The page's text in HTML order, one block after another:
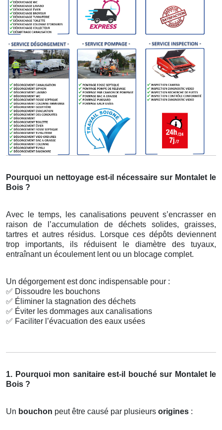
Pourquoi un nettoyage est-il nécessaire sur Montalet le
Bois ?
Avec le temps, les canalisations peuvent s’encrasser en
raison de l’accumulation de déchets solides, graisses,
tartres et autres résidus. Lorsque ces dépôts deviennent
trop importants, ils réduisent le diamètre des tuyaux,
entraînant un écoulement lent ou un blocage complet.
Un dégorgement est donc indispensable pour :
✅ Dissoudre les bouchons
✅ Éliminer la stagnation des déchets
✅ Éviter les dommages aux canalisations
✅ Faciliter l’évacuation des eaux usées
1. Pourquoi mon sanitaire est-il bouché sur Montalet le
Bois ?
Un bouchon peut être causé par plusieurs origines :